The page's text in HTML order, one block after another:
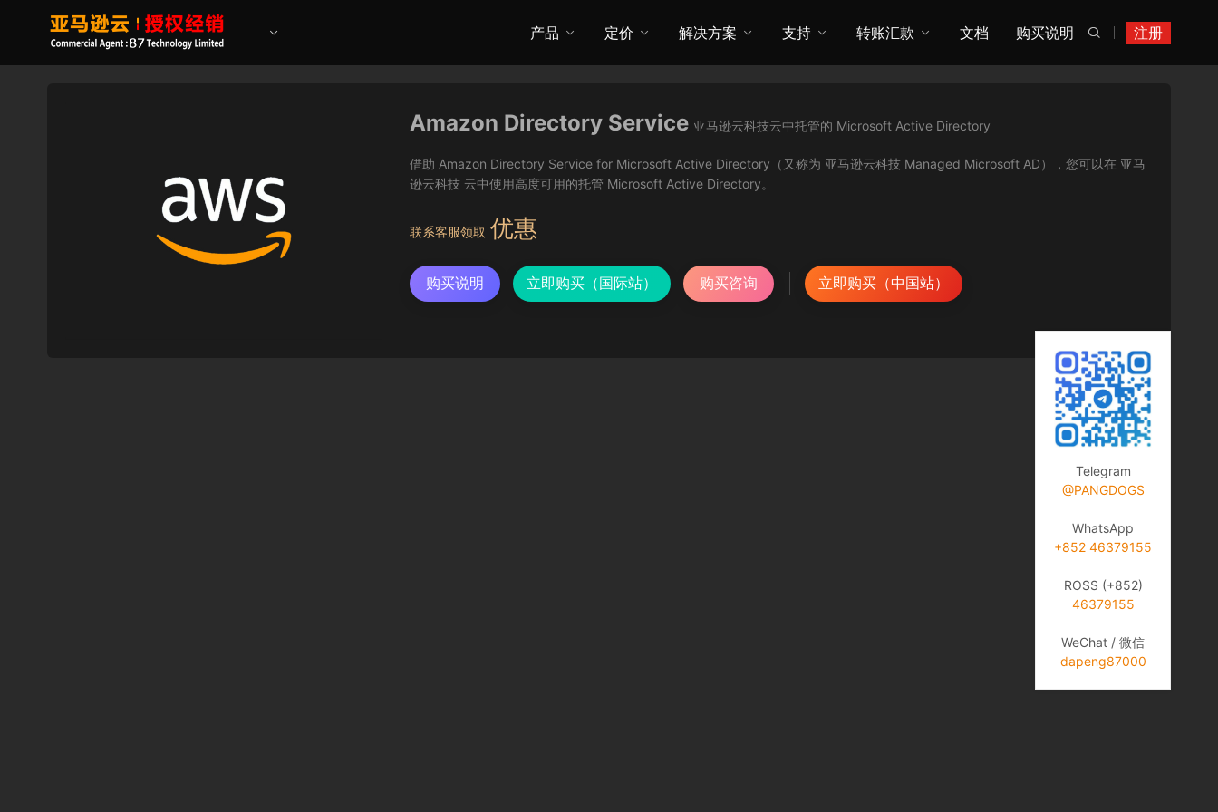
注册

产品 定价 解决方案 支持 转账汇款 文档 购买说明
Amazon Directory Service 亚马逊云科技云中托管的 Microsoft Active Directory
借助 Amazon Directory Service for Microsoft Active Directory（又称为 亚马逊云科技 Managed Microsoft AD），您可以在 亚马
逊云科技 云中使用高度可用的托管 Microsoft Active Directory。
联系客服领取 优惠
购买说明 立即购买（国际站） 购买咨询 立即购买（中国站）
Telegram
@PANGDOGS
WhatsApp
+852 46379155
ROSS (+852)
46379155
WeChat / 微信
dapeng87000